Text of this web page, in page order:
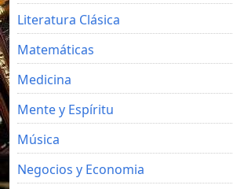
Literatura Clásica
Matemáticas
Medicina
Mente y Espíritu
Música
Negocios y Economia